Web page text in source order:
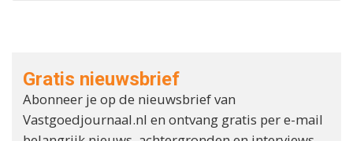
Gratis nieuwsbrief
Abonneer je op de nieuwsbrief van
Vastgoedjournaal.nl en ontvang gratis per e-mail